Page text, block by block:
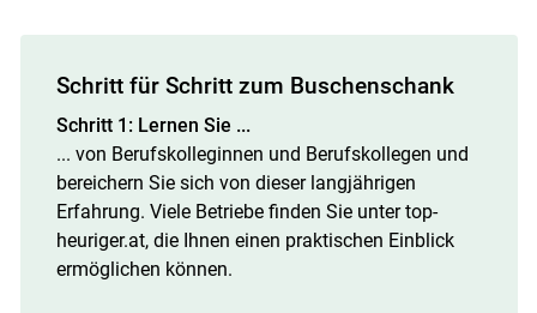
Schritt für Schritt zum Buschenschank
Schritt 1: Lernen Sie ...
... von Berufskolleginnen und Berufskollegen und
bereichern Sie sich von dieser langjährigen
Erfahrung. Viele Betriebe finden Sie unter top-
heuriger.at, die Ihnen einen praktischen Einblick
ermöglichen können.